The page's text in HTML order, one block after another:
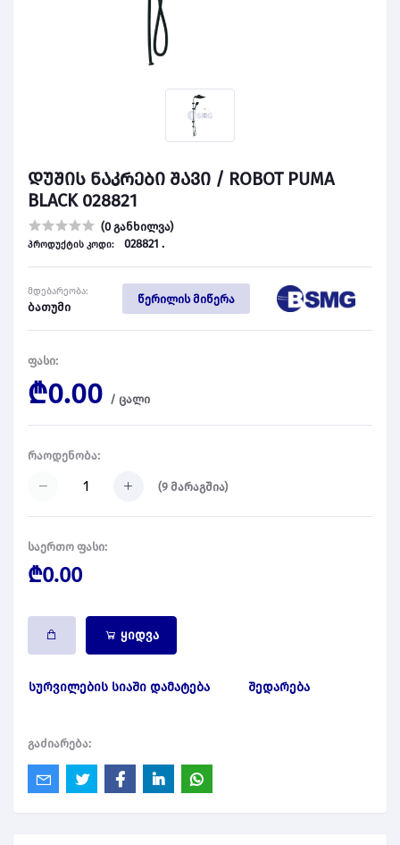
დუშის ნაკრები შავი / ROBOT PUMA
BLACK 028821
(0 განხილვა)
პროდუქტის კოდი: 028821 .
მდებარეობა:
ბათუმი
წერილის მიწერა
ფასი:
₾0.00 / ცალი
რაოდენობა:
(9 მარაგშია)
საერთო ფასი:
₾0.00
ყიდვა
სურვილების სიაში დამატება შედარება
გაძიარება: